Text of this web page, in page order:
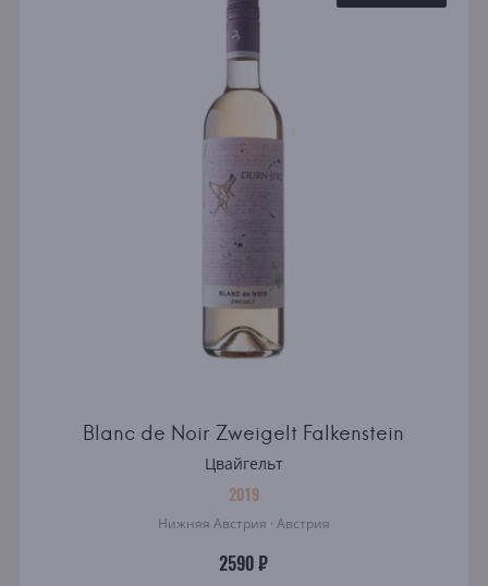
Blanc de Noir Zweigelt Falkenstein
Цвайгельт
2019
Нижняя Австрия · Австрия
2590 ₽